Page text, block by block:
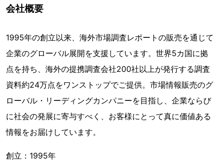
会社概要
1995年の創立以来、海外市場調査レポートの販売を通じて
企業のグローバル展開を支援しています。世界5カ国に拠
点を持ち、海外の提携調査会社200社以上が発行する調査
資料約24万点をワンストップでご提供。市場情報販売のグ
ローバル・リーディングカンパニーを目指し、企業ならび
に社会の発展に寄与すべく、お客様にとって真に価値ある
情報をお届けしています。
創立：1995年